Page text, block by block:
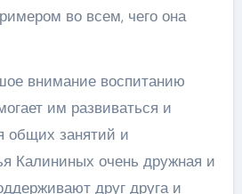
во всем, чего она
внимание воспитанию
им развиваться и
общих занятий и
Калининых очень дружная и
друг друга и